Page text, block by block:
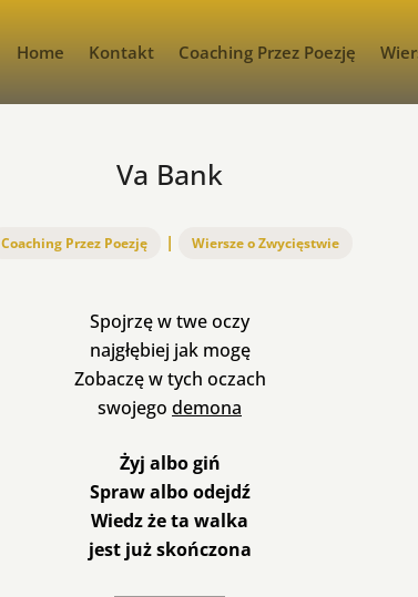
Home Kontakt Coaching Przez Poezję
Va Bank
Coaching Przez Poezję | Wiersze o Zwycięstwie
Spojrzę w twe oczy
najgłębiej jak mogę
Zobaczę w tych oczach
swojego demona
Żyj albo giń
Spraw albo odejdź
Wiedz że ta walka
jest już skończona